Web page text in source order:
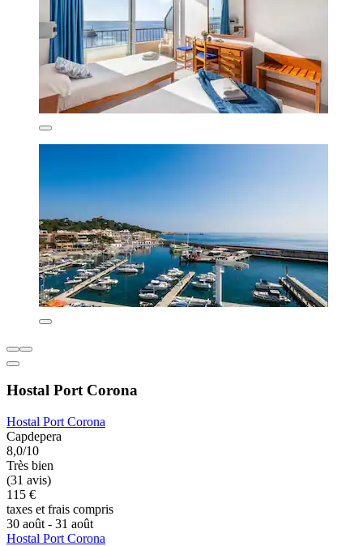
Hostal Port Corona
Hostal Port Corona
Capdepera
8,0/10
Très bien
(31 avis)
115 €
taxes et frais compris
30 août - 31 août
Hostal Port Corona